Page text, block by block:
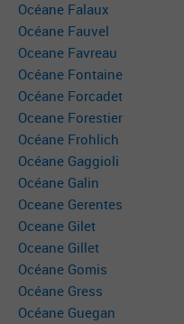
Océane Falaux
Océane Fauvel
Oceane Favreau
Océane Fontaine
Océane Forcadet
Oceane Forestier
Océane Frohlich
Océane Gaggioli
Océane Galin
Oceane Gerentes
Oceane Gilet
Oceane Gillet
Océane Gomis
Océane Gress
Océane Guegan